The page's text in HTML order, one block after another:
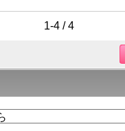
1-4 / 4